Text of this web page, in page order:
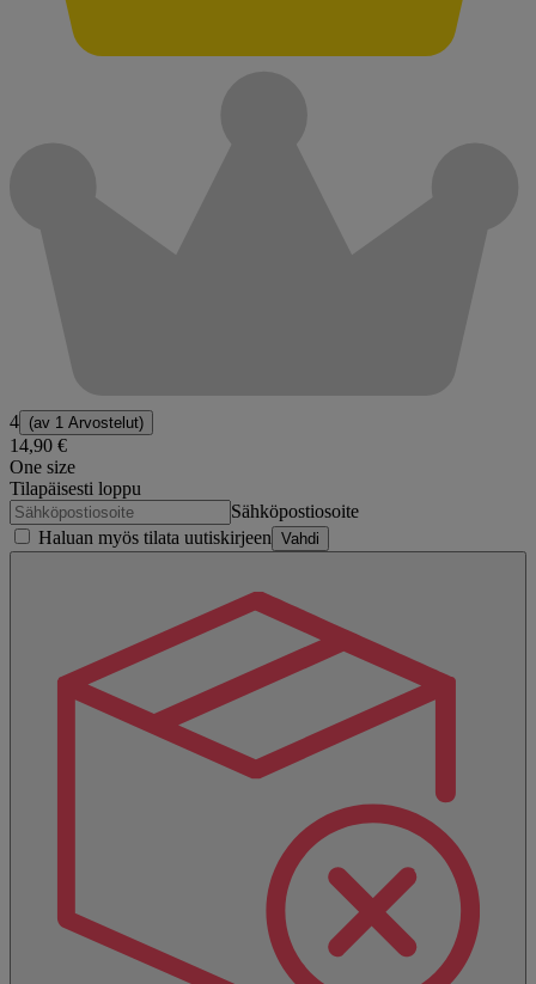
4 (av 1 Arvostelut)
14,90 €
One size
Tilapäisesti loppu
Sähköpostiosoite
Haluan myös tilata uutiskirjeen Vahdi